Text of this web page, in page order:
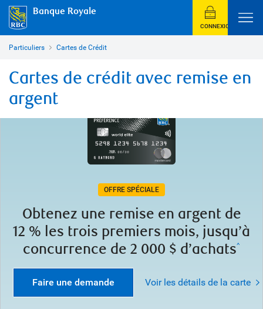
Banque Royale
CONNEXION
Particuliers Cartes de Crédit
Cartes de crédit avec remise en
argent
OFFRE SPÉCIALE
Obtenez une remise en argent de
12 % les trois premiers mois, jusqu’à
concurrence de 2 000 $ d’achats^
Faire une demande Voir les détails de la carte